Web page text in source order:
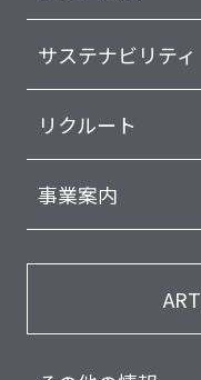
サステナビリティ
リクルート
事業案内